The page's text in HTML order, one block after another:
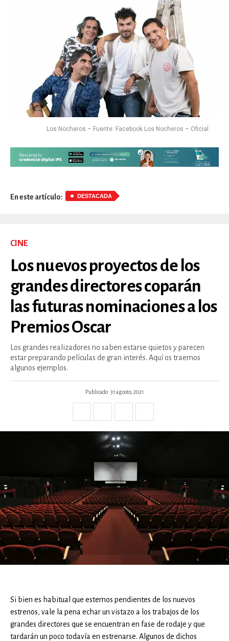
Los Nocheros – Fuente: Facebook Los Nocheros – Oficial
En este artículo: DESTACADA
CINE
Los nuevos proyectos de los
grandes directores coparán
las futuras nominaciones a los
Premios Oscar
Los grandes realizadores no saben estarse quietos y parecen
estar preparando películas de gran interés. Aquí os traemos
algunos ejemplos.
Publicado 31 agosto, 2021
Si bien es habitual que estemos pendientes de los nuevos
estrenos, vale la pena echar un vistazo a los trabajos de los
grandes directores que se encuentran en fase de rodaje y que
tardarán un poco todavía en estrenarse. Algunos de dichos